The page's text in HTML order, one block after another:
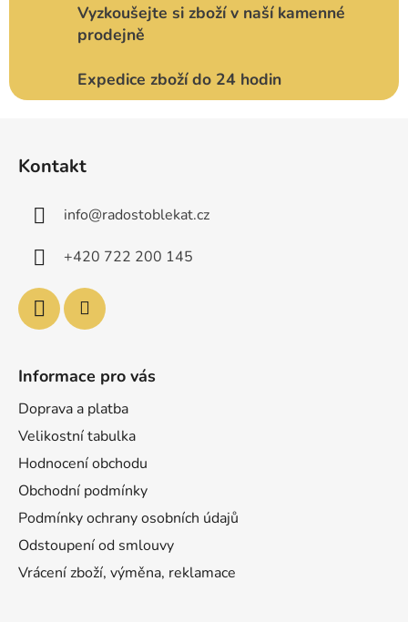
Vyzkoušejte si zboží v naší kamenné
prodejně
Expedice zboží do 24 hodin
Kontakt
info@radostoblekat.cz
+420 722 200 145
Informace pro vás
Doprava a platba
Velikostní tabulka
Hodnocení obchodu
Obchodní podmínky
Podmínky ochrany osobních údajů
Odstoupení od smlouvy
Vrácení zboží, výměna, reklamace